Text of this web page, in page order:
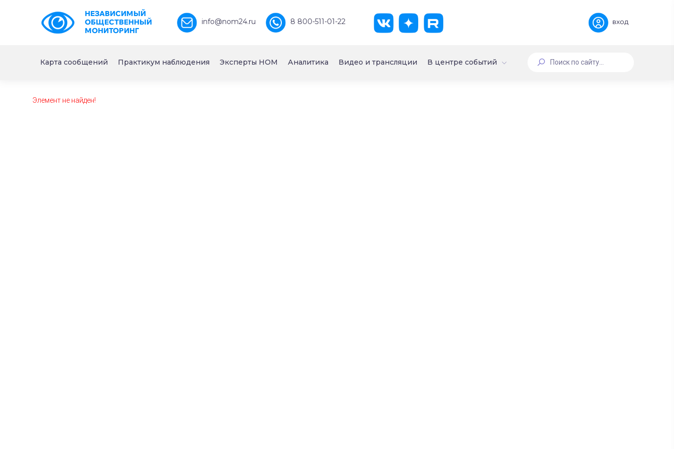
НЕЗАВИСИМЫЙ
ОБЩЕСТВЕННЫЙ
МОНИТОРИНГ
info@nom24.ru 8 800-511-01-22 вход
Карта сообщений Практикум наблюдения Эксперты НОМ Аналитика Видео и трансляции В центре событий
Элемент не найден!